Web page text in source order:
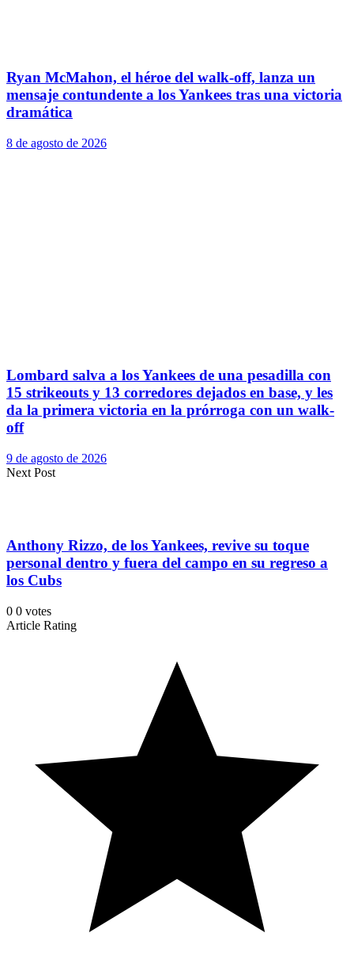
Ryan McMahon, el héroe del walk-off, lanza un
mensaje contundente a los Yankees tras una victoria
dramática
8 de agosto de 2026
Lombard salva a los Yankees de una pesadilla con
15 strikeouts y 13 corredores dejados en base, y les
da la primera victoria en la prórroga con un walk-
off
9 de agosto de 2026
Next Post
Anthony Rizzo, de los Yankees, revive su toque
personal dentro y fuera del campo en su regreso a
los Cubs
0 0 votes
Article Rating